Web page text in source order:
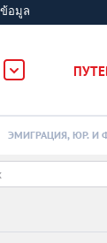
ข้อมูล
ЭМИГРАЦИЯ, ЮР. И